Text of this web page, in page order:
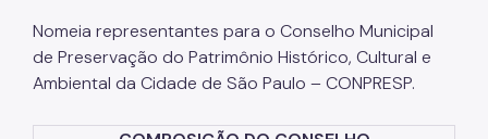
Nomeia representantes para o Conselho Municipal
de Preservação do Patrimônio Histórico, Cultural e
Ambiental da Cidade de São Paulo – CONPRESP.